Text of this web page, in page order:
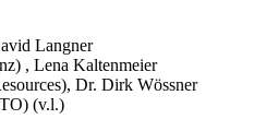
Langner
, Lena Kaltenmeier
Dr. Dirk Wössner
(v.l.)